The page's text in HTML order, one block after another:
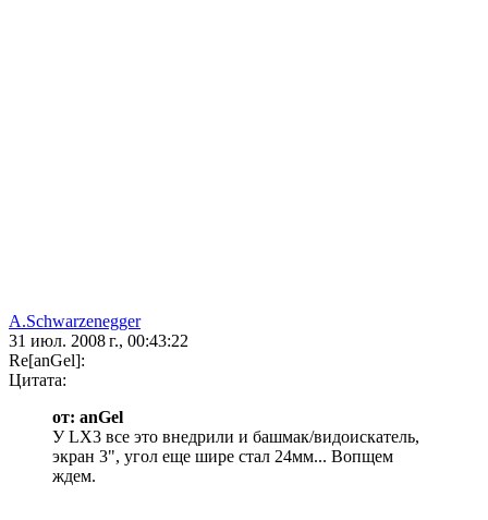
A.Schwarzenegger
31 июл. 2008 г., 00:43:22
Re[anGel]:
Цитата:
от: anGel
У LX3 все это внедрили и башмак/видоискатель,
экран 3", угол еще шире стал 24мм... Вопщем
ждем.